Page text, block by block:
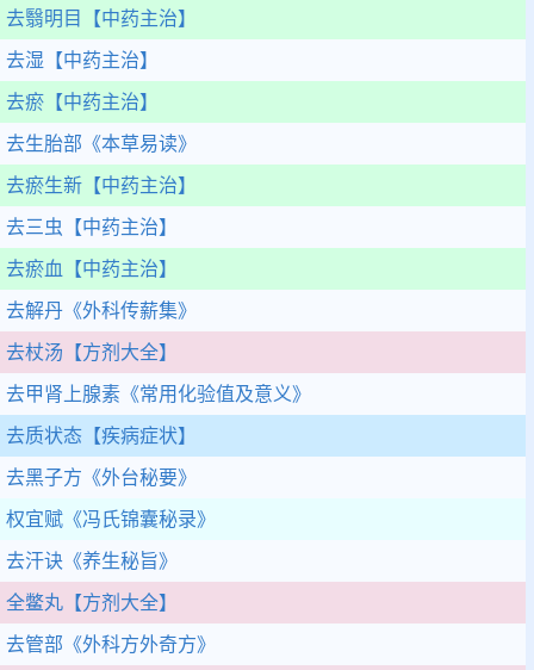
去翳明目 【中药主治】
去湿 【中药主治】
去瘀 【中药主治】
去生胎部 《本草易读》
去瘀生新 【中药主治】
去三虫 【中药主治】
去瘀血 【中药主治】
去解丹 《外科传薪集》
去杖汤 【方剂大全】
去甲肾上腺素 《常用化验值及意义》
去质状态 【疾病症状】
去黑子方 《外台秘要》
权宜赋 《冯氏锦囊秘录》
去汗诀 《养生秘旨》
全鳖丸 【方剂大全】
去管部 《外科方外奇方》